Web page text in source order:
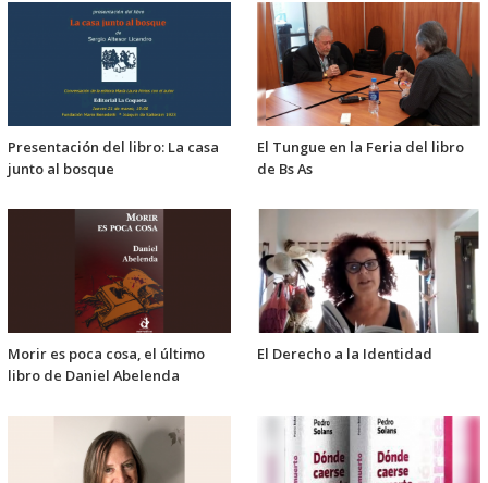
Presentación del libro: La casa
junto al bosque
El Tungue en la Feria del libro
de Bs As
Morir es poca cosa, el último
libro de Daniel Abelenda
El Derecho a la Identidad